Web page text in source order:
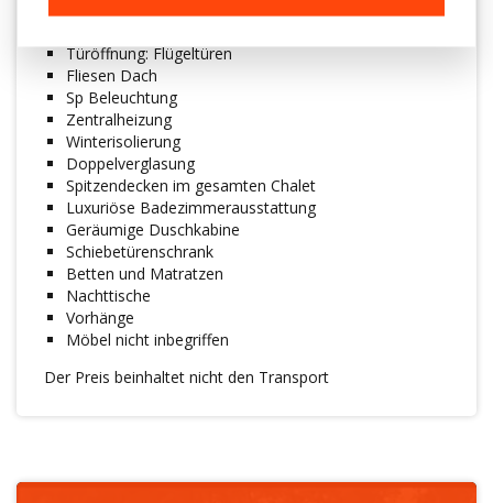
Türöffnung: Flügeltüren
Fliesen Dach
Sp Beleuchtung
Zentralheizung
Winterisolierung
Doppelverglasung
Spitzendecken im gesamten Chalet
Luxuriöse Badezimmerausstattung
Geräumige Duschkabine
Schiebetürenschrank
Betten und Matratzen
Nachttische
Vorhänge
Möbel nicht inbegriffen
Der Preis beinhaltet nicht den Transport